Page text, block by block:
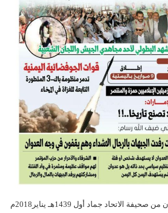
جماد أول 1439هـ يناير2018م